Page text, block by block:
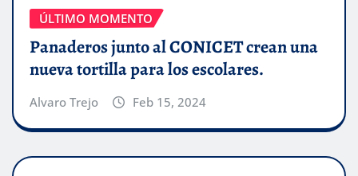
ÚLTIMO MOMENTO
Panaderos junto al CONICET crean una
nueva tortilla para los escolares.
Alvaro Trejo Feb 15, 2024